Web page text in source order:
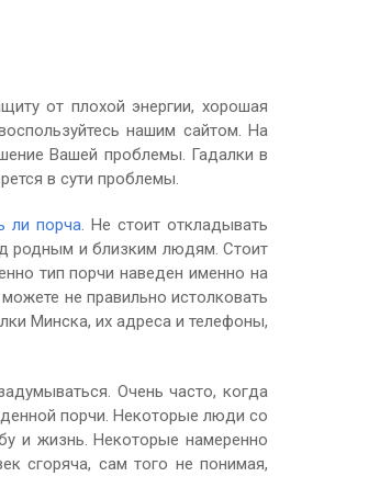
от плохой энергии, хорошая
нашим сайтом. На
Вашей проблемы. Гадалки в
в сути проблемы.
ли порча. Не стоит откладывать
родным и близким людям. Стоит
тип порчи наведен именно на
не правильно истолковать
Минска, их адреса и телефоны,
Очень часто, когда
порчи. Некоторые люди со
и жизнь. Некоторые намеренно
сгоряча, сам того не понимая,